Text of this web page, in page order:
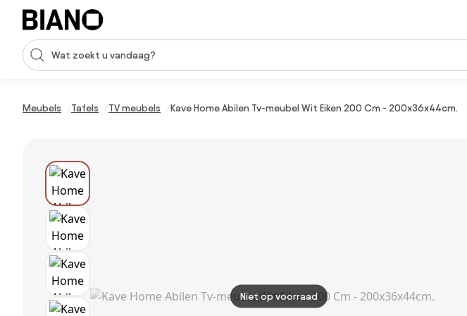
Navigatie overslaan, naar inhoud springen
Zoekopdracht invoeren
Meubels Tafels TV meubels Kave Home Abilen Tv-meubel Wit Eiken 200 Cm - 200x36x44cm.
Niet op voorraad